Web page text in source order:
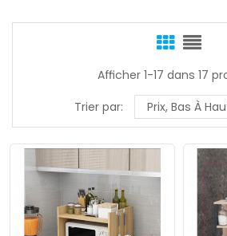
Afficher 1-17 dans 17
Trier par:
Prix, Bas À